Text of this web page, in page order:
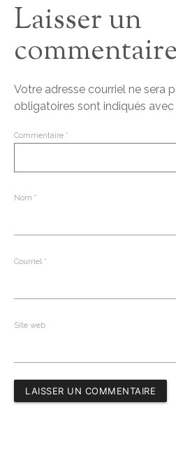
Laisser un
commentaire
Votre adresse courriel ne sera
obligatoires sont indiqués avec
Commentaire *
Nom *
Courriel *
Site web